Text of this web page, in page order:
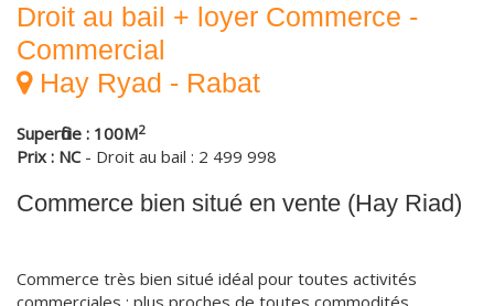
Droit au bail + loyer Commerce -
Commercial
Hay Ryad - Rabat
Superficie : 100M2
Prix : NC- Droit au bail : 2 499 998
Commerce bien situé en vente (Hay Riad)
Commerce très bien situé idéal pour toutes activités